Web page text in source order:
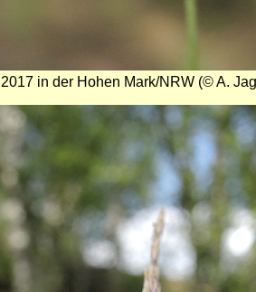
2017 in der Hohen Mark/NRW (© A.